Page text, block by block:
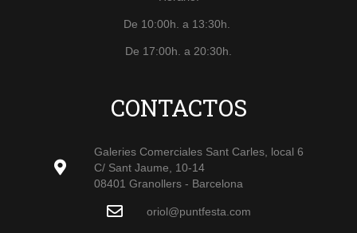
De 10:00h. a 13:30h.
De 17:00h. a 20:30h.
CONTACTOS
Galeries Comerciales Sant Carles, local 6
C/ Sant Jaume, 10-14
08401 Granollers - Barcelona
oriol@puntfesta.com